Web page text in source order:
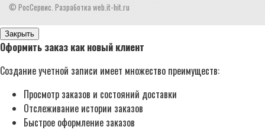
© РосСервис. Разработка web.it-hit.ru
Закрыть
Оформить заказ как новый клиент
Создание учетной записи имеет множество преимуществ:
Просмотр заказов и состояний доставки
Отслеживание истории заказов
Быстрое оформление заказов